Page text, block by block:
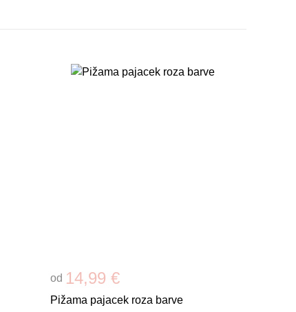
od 14,99 €
Pižama pajacek roza barve